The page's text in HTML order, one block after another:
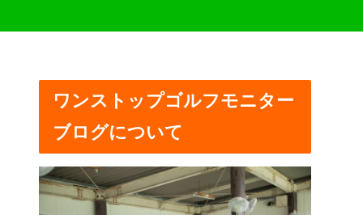
ワンストップゴルフモニター
ブログについて